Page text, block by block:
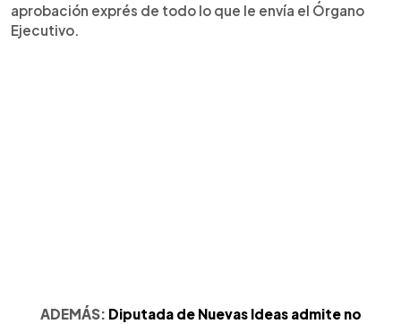
aprobación exprés de todo lo que le envía el Órgano
Ejecutivo.
ADEMÁS: Diputada de Nuevas Ideas admite no